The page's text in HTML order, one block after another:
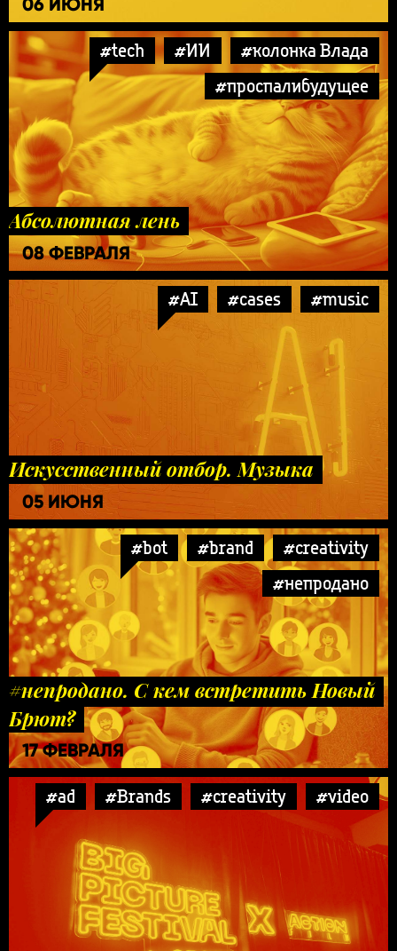
#tech #ИИ
#колонка Влада
#проспалибудущее
Абсолютная лень
08 ФЕВРАЛЯ
#AI #cases #music
Искусственный отбор. Музыка
05 ИЮНЯ
#bot #brand
#creativity
#непродано
#непродано. С кем встретить Новый
Брют?
17 ФЕВРАЛЯ
#ad #Brands #creativity #video